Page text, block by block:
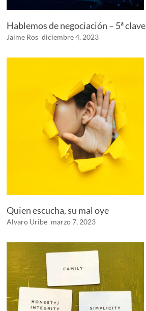
Hablemos de negociación – 5ª clave
Jaime Ros diciembre 4, 2023
Quien escucha, su mal oye
Alvaro Uribe marzo 7, 2023